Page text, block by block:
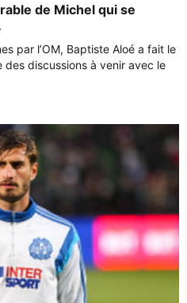
de Michel qui se
par l’OM, Baptiste Aloé a fait le
discussions à venir avec le